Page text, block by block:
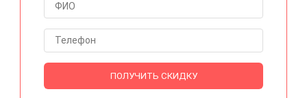
ПОЛУЧИТЬ СКИДКУ